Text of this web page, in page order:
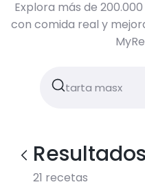
Explora más de
con comida real y
Resultados
21 recetas